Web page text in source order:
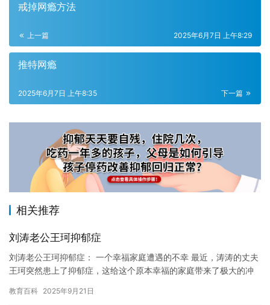
戒掉网瘾方法
上一篇 2025年6月7日 上午8:29
推特网瘾
下一篇
2025年6月7日 上午8:35
相关推荐
刘涛老公王珂抑郁症
刘涛老公王珂抑郁症： 一个幸福家庭遭遇的不幸 最近，涛涛的丈夫
王珂突然患上了抑郁症，这给这个原本幸福的家庭带来了极大的冲
活，…
教育百科 2025年9月21日